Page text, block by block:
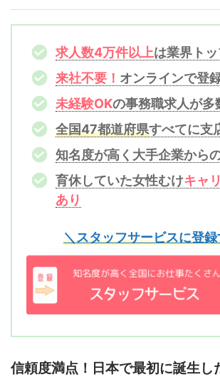
求人数4万件以上は業界トッ
来社不要！ オンラインで登
未経験OKの事務職求人が多
全国47都道府県すべてに支
知名度が高く大手企業から
育休していた女性むけキャ
あり
＼スタッフサービスに登
信頼度満点！日本で最初に誕生し